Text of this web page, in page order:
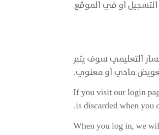
او في الموقع
التعليمي سوف يتم
تعويض مادي او معنوي.
If you visit our login
is discarded when you
When you log in, we